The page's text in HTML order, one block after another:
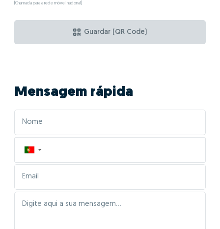
(Chamada para a rede móvel nacional)
Guardar (QR Code)
Mensagem rápida
▼